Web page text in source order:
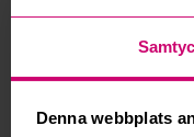
Denna webbplats